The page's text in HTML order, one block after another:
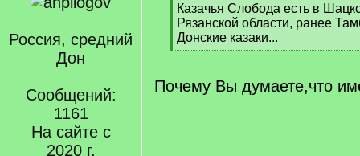
Россия, средний
Дон
Сообщений:
1161
На сайте с
2020 г.
[
q
]
Казачья Слобода есть в
Рязанской области, ранее
Донские казаки...
[
q
Почему Вы думаете,что